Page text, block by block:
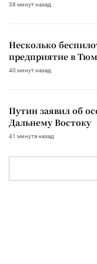
38 минут назад
Несколько
предприятие в
40 минут назад
Путин заявил об
Дальнему Востоку
41 минута назад